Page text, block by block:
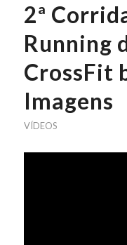
2ª
Running
CrossFit
Imagens
VÍDEOS